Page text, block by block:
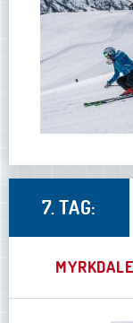
7. TAG: